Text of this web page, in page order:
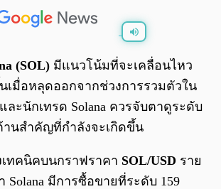
0:00 /0:00
(SOL) มีแนวโน้มที่จะเคลื่อนไหว
เมื่อหลุดออกจากช่วงการรวมตัวใน
ะนักเทรด Solana ควรจับตาดูระดับ
นสำคัญที่กำลังจะเกิดขึ้น
เทคนิคบนกราฟราคา SOL/USD ราย
Solana มีการซื้อขายที่ระดับ 159